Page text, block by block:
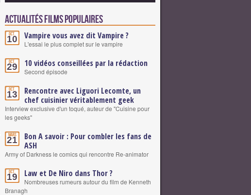
Actualités Films populaires
Oct.
10 Vampire vous avez dit Vampire ?
L'essai le plus complet sur le vampire
Oct.
29 10 vidéos conseillées par la rédaction
Second épisode
Oct.
13
Rencontre avec Liguori Lecomte, un
chef cuisinier véritablement geek
Interview exclusive d'un toqué, auteur de "Cuisine pour
les geeks"
Mars
21
Bon A savoir : Pour combler les fans de
ASH
Army of Darkness le comics qui rencontre Re-animator
Oct.
19 Law et De Niro dans Thor ?
Nombreuses rumeurs autour du film de Kenneth
Branagh